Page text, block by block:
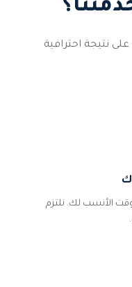
نتيجة احترافية
الأنسب لك. نلتزم